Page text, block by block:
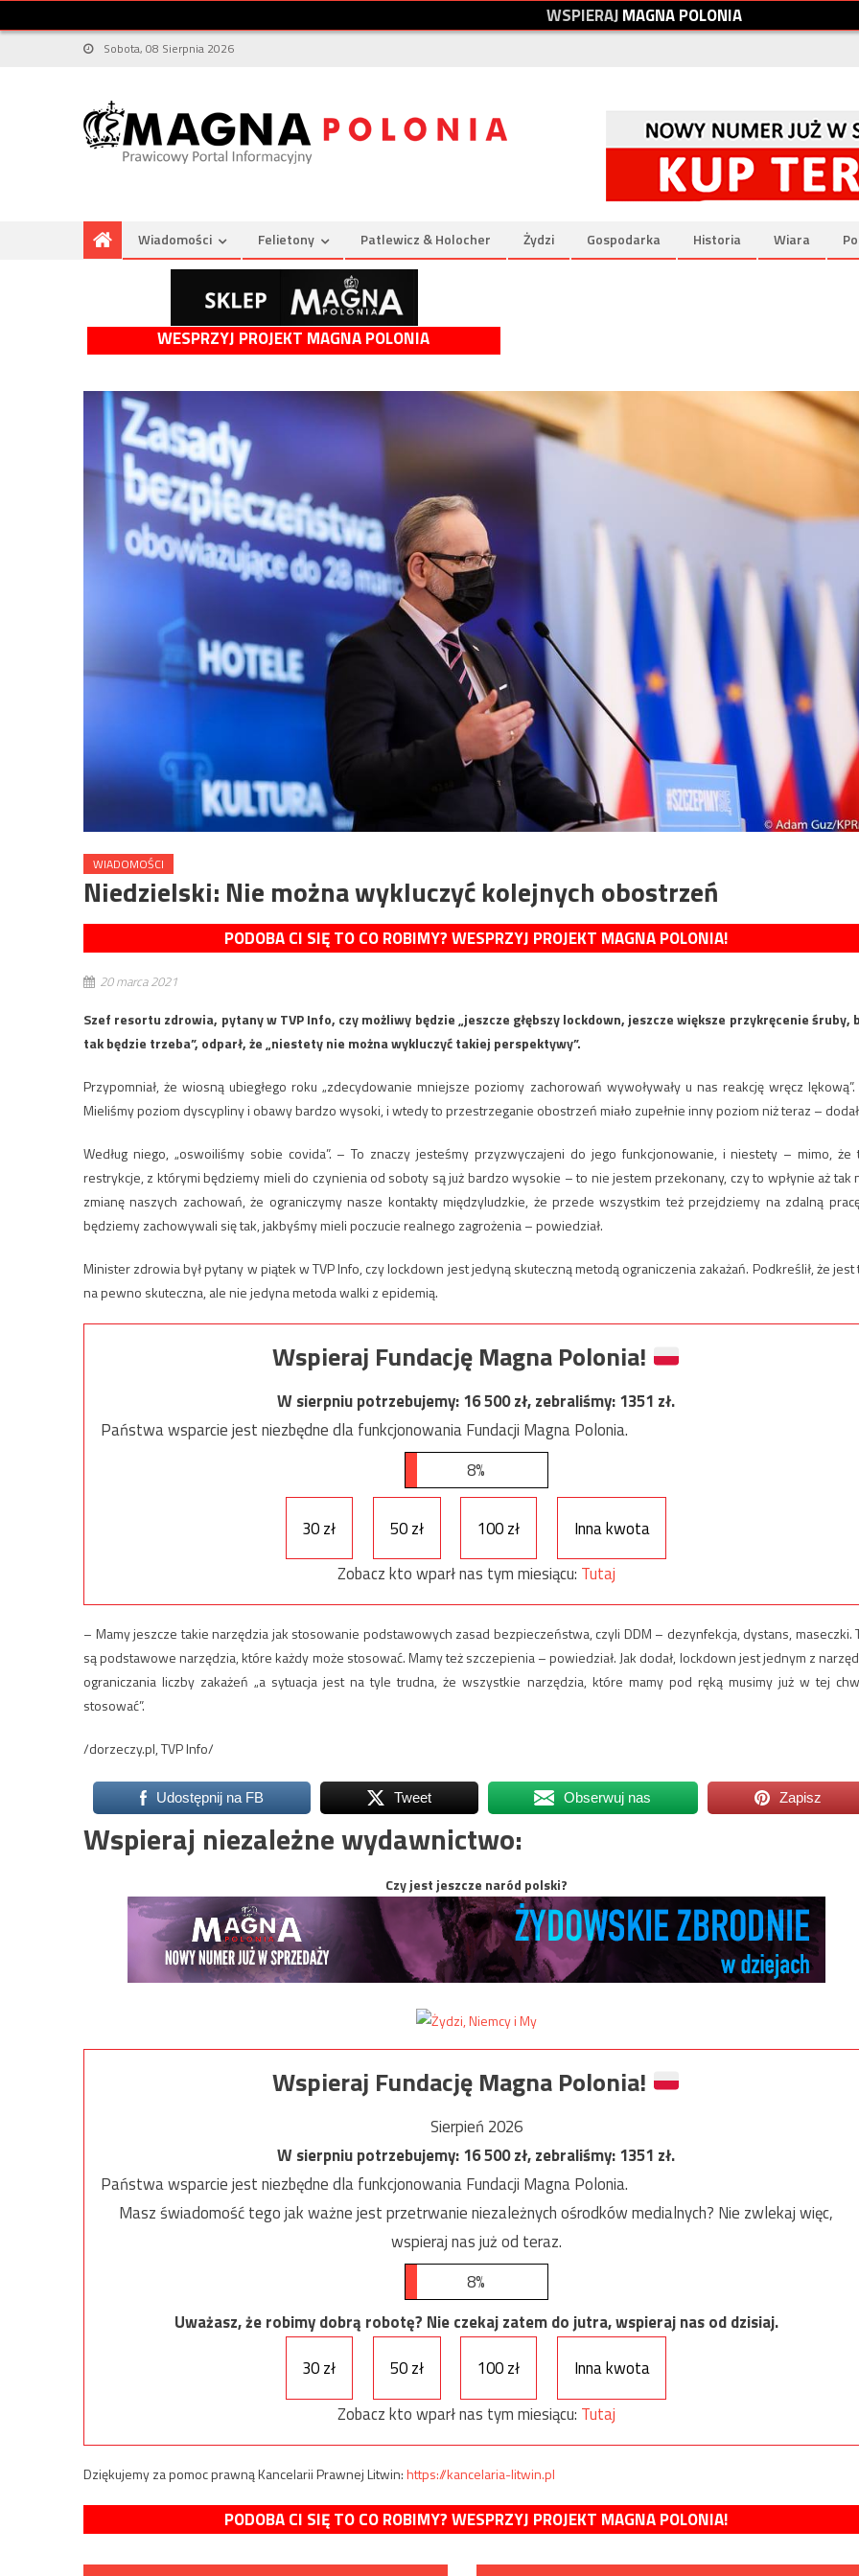
WSPIERAJMAGNAPOLONIA
Sobota, 08 Sierpnia 2026
Wiadomości Felietony Patlewicz & Holocher Żydzi Gospodarka Historia Wiara
WESPRZYJ PROJEKT MAGNA POLONIA
WIADOMOŚCI
Niedzielski: Nie można wykluczyć kolejnych obostrzeń
PODOBA CI SIĘ TO CO ROBIMY? WESPRZYJ PROJEKT MAGNA POLONIA!
20 marca 2021
Szef resortu zdrowia, pytany w TVP Info, czy możliwy będzie „jeszcze głębszy lockdown, jeszcze większe przykręcenie śruby,
tak będzie trzeba”, odparł, że „niestety nie można wykluczyć takiej perspektywy”.
Przypomniał, że wiosną ubiegłego roku „zdecydowanie mniejsze poziomy zachorowań wywoływały u nas reakcję wręcz
Mieliśmy poziom dyscypliny i obawy bardzo wysoki, i wtedy to przestrzeganie obostrzeń miało zupełnie inny poziom niż teraz –
Według niego, „oswoiliśmy sobie covida”. – To znaczy jesteśmy przyzwyczajeni do jego funkcjonowanie, i niestety – mimo, że
restrykcje, z którymi będziemy mieli do czynienia od soboty są już bardzo wysokie – to nie jestem przekonany, czy to wpłynie aż tak
zmianę naszych zachowań, że ograniczymy nasze kontakty międzyludzkie, że przede wszystkim też przejdziemy na zdalną
będziemy zachowywali się tak, jakbyśmy mieli poczucie realnego zagrożenia – powiedział.
Minister zdrowia był pytany w piątek w TVP Info, czy lockdown jest jedyną skuteczną metodą ograniczenia zakażań. Podkreślił, że jest
na pewno skuteczna, ale nie jedyna metoda walki z epidemią.
Wspieraj Fundację Magna Polonia!
W sierpniu potrzebujemy:16 500zł, zebraliśmy:1351 zł.
Państwa wsparcie jest niezbędne dla funkcjonowania Fundacji Magna Polonia.
8%
30 zł 50 zł 100 zł
Inna kwota
Zobacz kto wparł nas tym miesiącu: Tutaj
– Mamy jeszcze takie narzędzia jak stosowanie podstawowych zasad bezpieczeństwa, czyli DDM – dezynfekcja, dystans, maseczki.
są podstawowe narzędzia, które każdy może stosować. Mamy też szczepienia – powiedział. Jak dodał, lockdown jest jednym z
ograniczania liczby zakażeń „a sytuacja jest na tyle trudna, że wszystkie narzędzia, które mamy pod ręką musimy już w tej
stosować”.
/dorzeczy.pl, TVP Info/
Udostępnij na FB Tweet Obserwuj nas Zapisz
Wspieraj niezależne wydawnictwo:
Czy jest jeszcze naród polski?
Wspieraj Fundację Magna Polonia!
Sierpień 2026
W sierpniu potrzebujemy:16 500zł, zebraliśmy:1351 zł.
Państwa wsparcie jest niezbędne dla funkcjonowania Fundacji Magna Polonia.
Masz świadomość tego jak ważne jest przetrwanie niezależnych ośrodków medialnych? Nie zwlekaj więc,
wspieraj nas już od teraz.
8%
Uważasz, że robimy dobrą robotę? Nie czekaj zatem do jutra, wspieraj nas od dzisiaj.
30 zł
50 zł 100 zł
Inna kwota
Zobacz kto wparł nas tym miesiącu: Tutaj
Dziękujemy za pomoc prawną Kancelarii Prawnej Litwin:https://kancelaria-litwin.pl
PODOBA CI SIĘ TO CO ROBIMY? WESPRZYJ PROJEKT MAGNA POLONIA!